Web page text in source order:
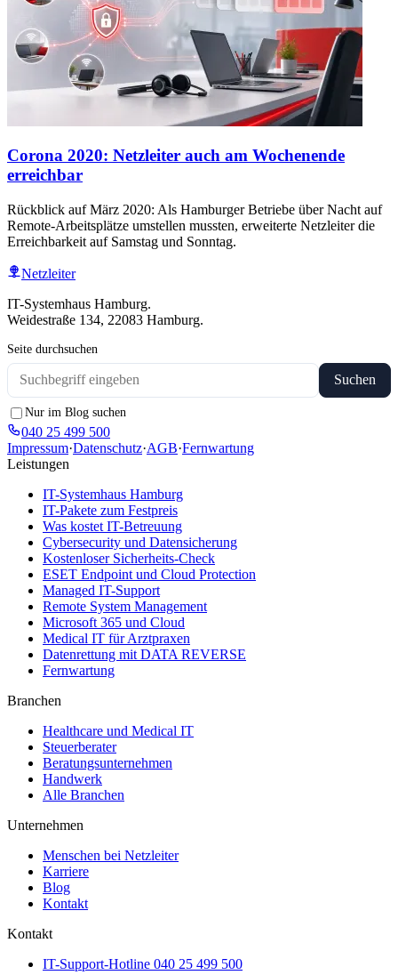
Corona 2020: Netzleiter auch am Wochenende
erreichbar
Rückblick auf März 2020: Als Hamburger Betriebe über Nacht auf
Remote-Arbeitsplätze umstellen mussten, erweiterte Netzleiter die
Erreichbarkeit auf Samstag und Sonntag.
Netzleiter
IT-Systemhaus Hamburg.
Weidestraße 134, 22083 Hamburg.
Seite durchsuchen
Suchen
Nur im Blog suchen
040 25 499 500
Impressum·Datenschutz·AGB·Fernwartung
Leistungen
IT-Systemhaus Hamburg
IT-Pakete zum Festpreis
Was kostet IT-Betreuung
Cybersecurity und Datensicherung
Kostenloser Sicherheits-Check
ESET Endpoint und Cloud Protection
Managed IT-Support
Remote System Management
Microsoft 365 und Cloud
Medical IT für Arztpraxen
Datenrettung mit DATA REVERSE
Fernwartung
Branchen
Healthcare und Medical IT
Steuerberater
Beratungsunternehmen
Handwerk
Alle Branchen
Unternehmen
Menschen bei Netzleiter
Karriere
Blog
Kontakt
Kontakt
IT-Support-Hotline 040 25 499 500